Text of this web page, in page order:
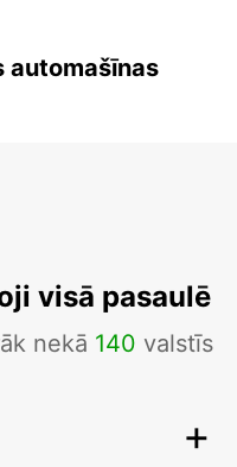
automašīnas
visā pasaulē
nekā 140 valstīs